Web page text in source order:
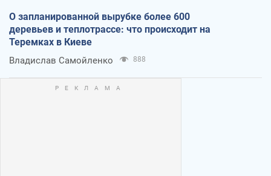
О запланированной вырубке более 600
деревьев и теплотрассе: что происходит на
Теремках в Киеве
Владислав Самойленко 888